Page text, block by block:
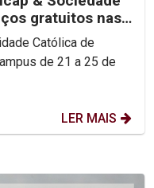
gratuitos nas
Católica de
de 21 a 25 de
LER MAIS